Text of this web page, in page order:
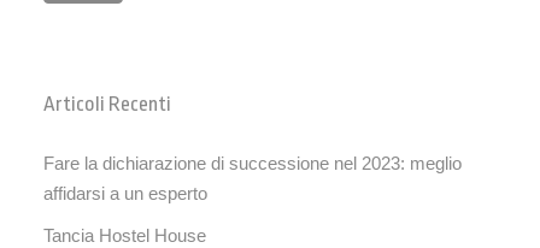
Articoli Recenti
Fare la dichiarazione di successione nel 2023: meglio
affidarsi a un esperto
Tancia Hostel House